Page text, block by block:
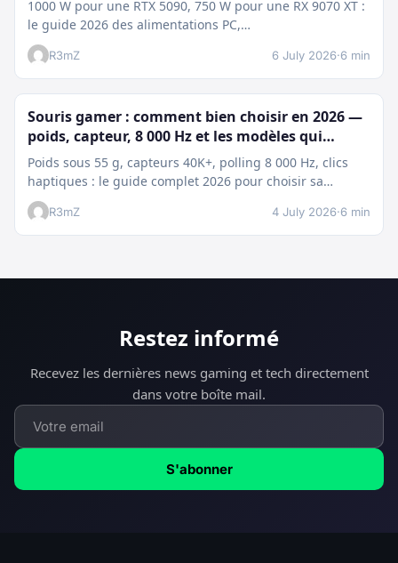
1000 W pour une RTX 5090, 750 W pour une RX 9070 XT :
le guide 2026 des alimentations PC,…
R3mZ 6 July 2026·6 min
Souris gamer : comment bien choisir en 2026 —
poids, capteur, 8 000 Hz et les modèles qui
dominent
Poids sous 55 g, capteurs 40K+, polling 8 000 Hz, clics
haptiques : le guide complet 2026 pour choisir sa…
R3mZ 4 July 2026·6 min
Restez informé
Recevez les dernières news gaming et tech directement
dans votre boîte mail.
S'abonner